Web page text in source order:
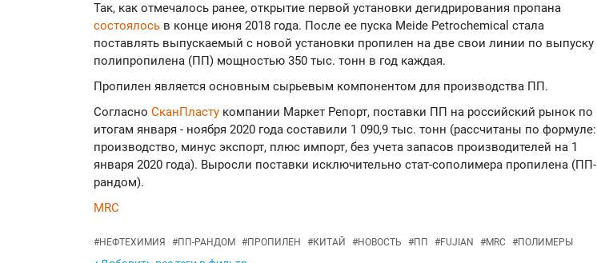
Так, как отмечалось ранее, открытие первой установки дегидрирования пропана
состоялось в конце июня 2018 года. После ее пуска Meide Petrochemical стала
поставлять выпускаемый с новой установки пропилен на две свои линии по выпуску
полипропилена (ПП) мощностью 350 тыс. тонн в год каждая.
Пропилен является основным сырьевым компонентом для производства ПП.
Согласно СканПласту компании Маркет Репорт, поставки ПП на российский рынок по
итогам января - ноября 2020 года составили 1 090,9 тыс. тонн (рассчитаны по формуле:
производство, минус экспорт, плюс импорт, без учета запасов производителей на 1
января 2020 года). Выросли поставки исключительно стат-сополимера пропилена (ПП-
рандом).
MRC
#НЕФТЕХИМИЯ #ПП-РАНДОМ #ПРОПИЛЕН #КИТАЙ #НОВОСТЬ #ПП #FUJIAN #MRC #ПОЛИМЕРЫ